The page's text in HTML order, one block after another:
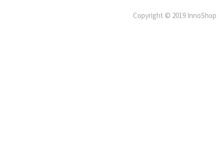
Copyright © 2019 InnoShop